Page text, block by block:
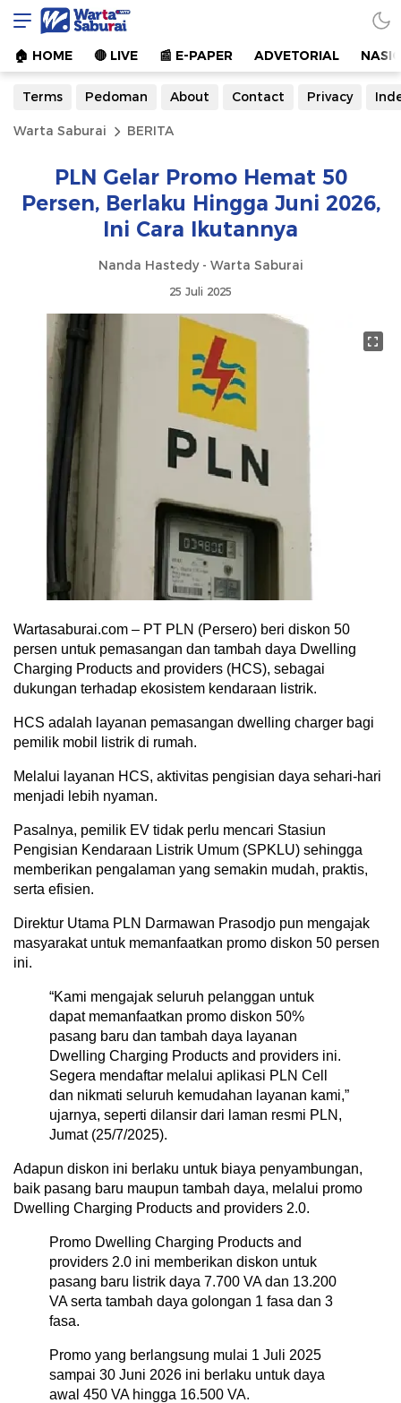
Warta Saburai
Sumber Informasi Terkini
🏠︎ HOME 🔴 LIVE 📰 E-PAPER ADVETORIAL
Terms Pedoman About Contact Privacy
Warta Saburai BERITA
PLN Gelar Promo Hemat 50
Persen, Berlaku Hingga Juni 2026,
Ini Cara Ikutannya
Nanda Hastedy - Warta Saburai
25 Juli 2025
Wartasaburai.com – PT PLN (Persero) beri diskon 50
persen untuk pemasangan dan tambah daya Dwelling
Charging Products and providers (HCS), sebagai
dukungan terhadap ekosistem kendaraan listrik.
HCS adalah layanan pemasangan dwelling charger bagi
pemilik mobil listrik di rumah.
Melalui layanan HCS, aktivitas pengisian daya sehari-hari
menjadi lebih nyaman.
Pasalnya, pemilik EV tidak perlu mencari Stasiun
Pengisian Kendaraan Listrik Umum (SPKLU) sehingga
memberikan pengalaman yang semakin mudah, praktis,
serta efisien.
Direktur Utama PLN Darmawan Prasodjo pun mengajak
masyarakat untuk memanfaatkan promo diskon 50 persen
ini.
“Kami mengajak seluruh pelanggan untuk
dapat memanfaatkan promo diskon 50%
pasang baru dan tambah daya layanan
Dwelling Charging Products and providers ini.
Segera mendaftar melalui aplikasi PLN Cell
dan nikmati seluruh kemudahan layanan kami,”
ujarnya, seperti dilansir dari laman resmi PLN,
Jumat (25/7/2025).
Adapun diskon ini berlaku untuk biaya penyambungan,
baik pasang baru maupun tambah daya, melalui promo
Dwelling Charging Products and providers 2.0.
Promo Dwelling Charging Products and
providers 2.0 ini memberikan diskon untuk
pasang baru listrik daya 7.700 VA dan 13.200
VA serta tambah daya golongan 1 fasa dan 3
fasa.
Promo yang berlangsung mulai 1 Juli 2025
sampai 30 Juni 2026 ini berlaku untuk daya
awal 450 VA hingga 16.500 VA.